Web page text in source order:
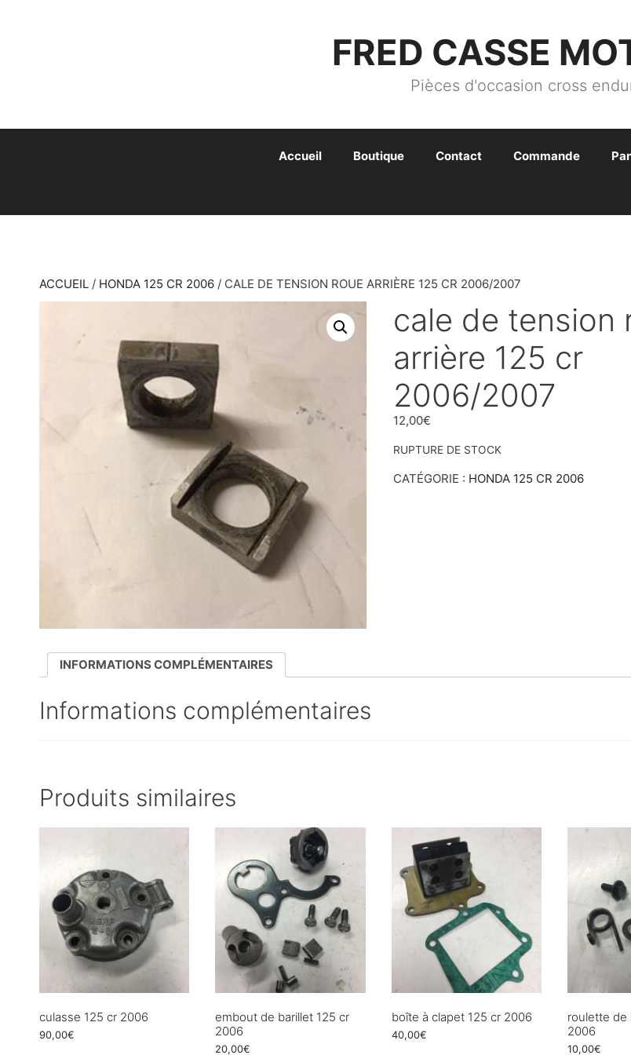
FRED CASSE
Pièces d'occasion cross
Accueil Boutique Contact Commande
ACCUEIL / HONDA 125 CR 2006 / CALE DE TENSION ROUE ARRIÈRE 125 CR 2006/2007
cale de tension
arrière 125 cr
2006/2007
12,00€
RUPTURE DE STOCK
CATÉGORIE : HONDA 125 CR 2006
INFORMATIONS COMPLÉMENTAIRES
Informations complémentaires
Produits similaires
culasse 125 cr 2006
90,00€
embout de barillet 125 cr
2006
20,00€
boîte à clapet 125 cr 2006
40,00€
roulette de
2006
10,00€